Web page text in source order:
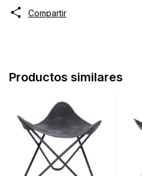
Compartir
Productos similares